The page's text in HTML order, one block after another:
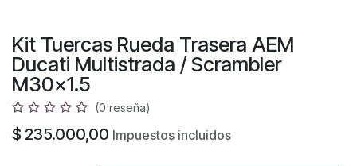
Kit Tuercas Rueda Trasera AEM
Ducati Multistrada / Scrambler
M30x1.5
(0 reseña)
$ 235.000,00 Impuestos incluidos